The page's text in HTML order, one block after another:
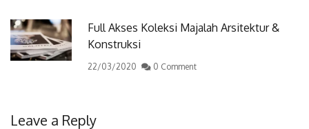
Full Akses Koleksi Majalah Arsitektur &
Konstruksi
22/03/2020 0 Comment
Leave a Reply